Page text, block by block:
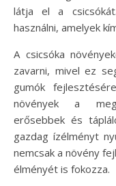
látja el a
használni, amelyek
A csicsóka
zavarni, mivel ez
gumók
növények a
erősebbek és
gazdag ízélményt
nemcsak a növény
élményét is fokozza.